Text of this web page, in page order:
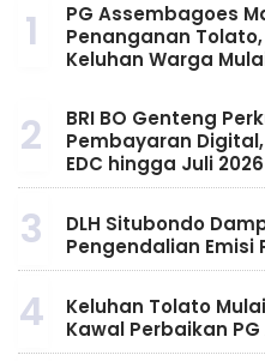
1
PG Assembagoes
Penanganan
Keluhan Warga
2
BRI BO Genteng
Pembayaran
EDC hingga Juli 2026
3
DLH Situbondo
Pengendalian Emisi
4
Keluhan Tolato
Kawal Perbaikan